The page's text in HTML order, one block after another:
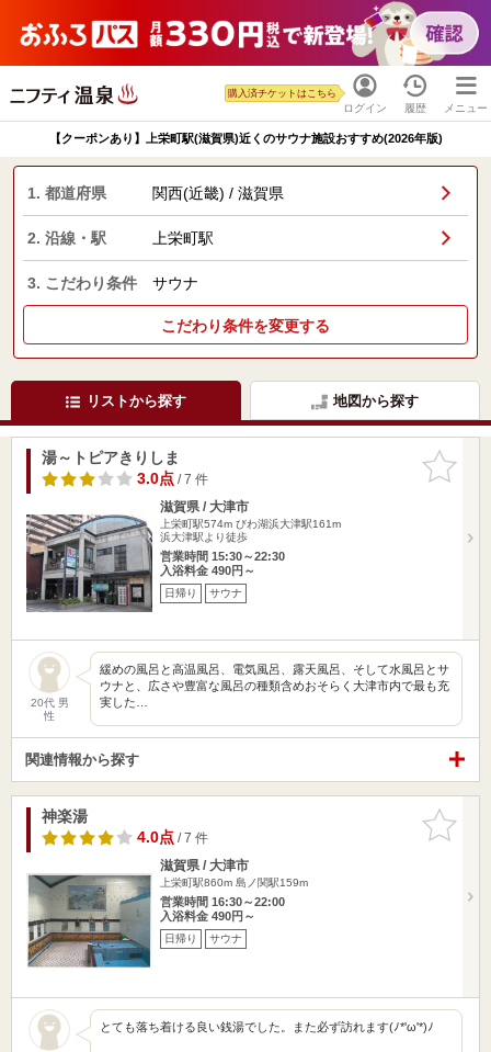
ログイン
購入済チケットはこちら
履歴 メニュー
【クーポンあり】上栄町駅(滋賀県)近くのサウナ施設おすすめ(2026年版)
1. 都道府県 関西(近畿) / 滋賀県
2. 沿線・駅 上栄町駅
3. こだわり条件 サウナ
こだわり条件を変更する
リストから探す 地図から探す
お気に入
りに追加
湯～トピアきりしま
3.0点/ 7 件
滋賀県 / 大津市
上栄町駅574m びわ湖浜大津駅161m
浜大津駅より徒歩
営業時間 15:30～22:30
入浴料金 490円～
日帰り サウナ
20代 男
性
緩めの風呂と高温風呂、電気風呂、露天風呂、そして水風呂とサ
ウナと、広さや豊富な風呂の種類含めおそらく大津市内で最も充
実した…
関連情報から探す
お気に入
りに追加
神楽湯
4.0点/ 7 件
滋賀県 / 大津市
上栄町駅860m 島ノ関駅159m
営業時間 16:30～22:00
入浴料金 490円～
日帰り サウナ
とても落ち着ける良い銭湯でした。また必ず訪れます(ﾉ*'ω'*)ﾉ